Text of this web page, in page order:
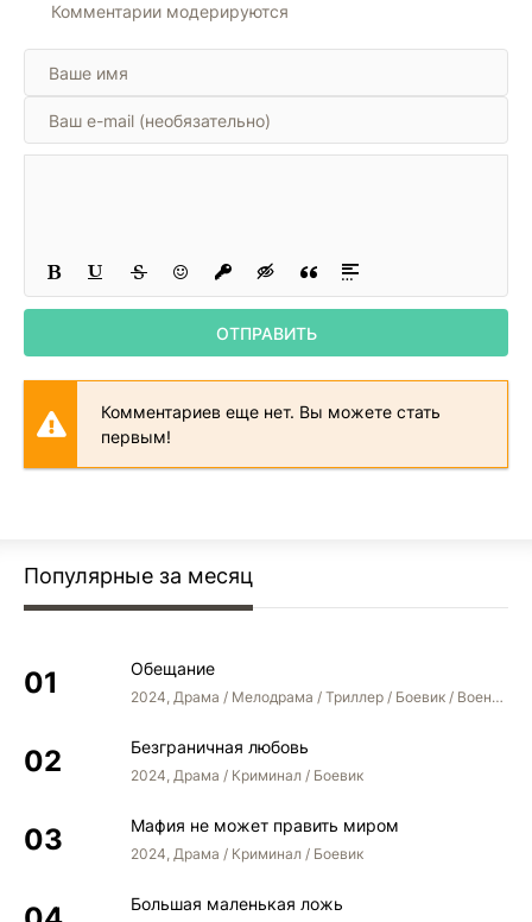
Комментарии модерируются
ОТПРАВИТЬ
Комментариев еще нет. Вы можете стать
первым!
Популярные за месяц
Обещание
2024, Драма / Мелодрама / Триллер / Боевик / Военный
Безграничная любовь
2024, Драма / Криминал / Боевик
Мафия не может править миром
2024, Драма / Криминал / Боевик
Большая маленькая ложь